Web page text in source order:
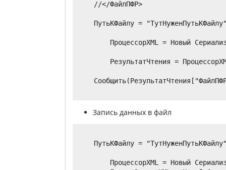
    //</ФайлПФР>
ПутьКФайлу =
Запись данных в файл
ПутьКФайлу =